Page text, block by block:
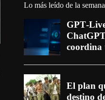
Lo más leído de la semana